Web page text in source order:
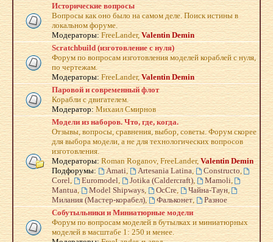
Исторические вопросы
Вопросы как оно было на самом деле. Поиск истины в
локальном форуме.
Модераторы: FreeLander,Valentin Demin
Scratchbuild (изготовление с нуля)
Форум по вопросам изготовления моделей кораблей с нуля,
по чертежам.
Модераторы: FreeLander,Valentin Demin
Паровой и современный флот
Корабли с двигателем.
Модератор: Михаил Смирнов
Модели из наборов. Что, где, когда.
Отзывы, вопросы, сравнения, выбор, советы. Форум скорее
для выбора модели, а не для технологических вопросов
изготовления.
Модераторы: Roman Roganov,FreeLander,Valentin Demin
Подфорумы:
Amati, Artesania Latina, Constructo,
Corel, Euromodel, Jotika (Caldercraft), Mamoli,
Mantua, Model Shipways, OcCre, Чайна-Таун,
Милания (Мастер-корабел), Фальконет,
Разное
Собутыльники и Миниатюрные модели
Форум по вопросам моделей в бутылках и миниатюрных
моделей в масштабе 1: 250 и менее.